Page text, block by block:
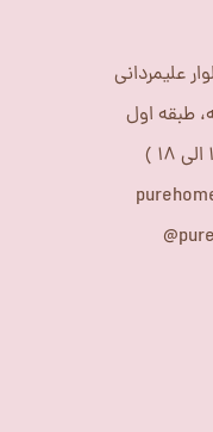
علیمردانی
طبقه اول